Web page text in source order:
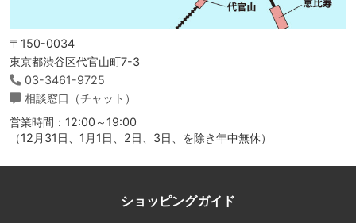
〒150-0034
東京都渋谷区代官山町7-3
03-3461-9725
相談窓口（チャット）
営業時間：12:00～19:00
（12月31日、1月1日、2日、3日、を除き年中無休）
ショッピングガイド